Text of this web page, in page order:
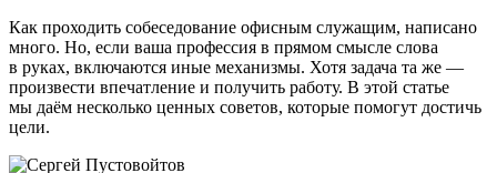
Как проходить собеседование офисным служащим, написано
много. Но, если ваша профессия в прямом смысле слова
в руках, включаются иные механизмы. Хотя задача та же —
произвести впечатление и получить работу. В этой статье
мы даём несколько ценных советов, которые помогут достичь
цели.